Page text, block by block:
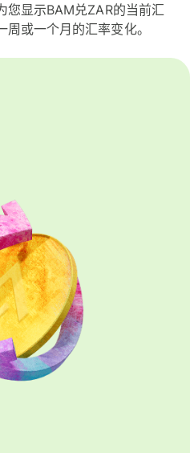
您显示BAM兑ZAR的当前汇
或一个月的汇率变化。